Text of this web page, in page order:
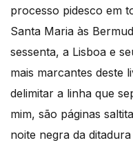
processo pidesco em
Santa Maria às
sessenta, a Lisboa e
mais marcantes deste
delimitar a linha que
mim, são páginas
noite negra da